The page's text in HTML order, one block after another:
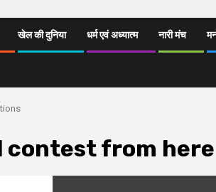
खेल की दुनिया धर्म एवं अध्यात्म नारी मंच
contest from